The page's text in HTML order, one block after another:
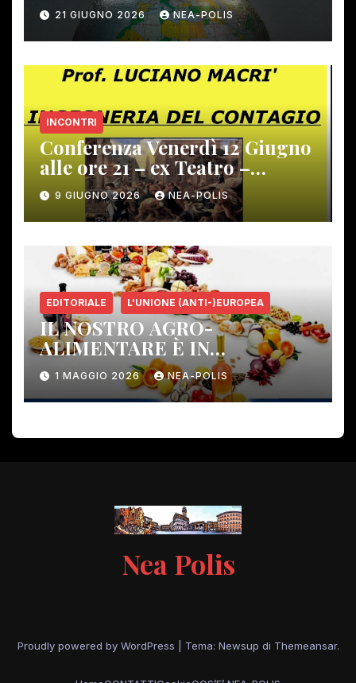
21 GIUGNO 2026 NEA-POLIS
INCONTRI
Conferenza Venerdì 12 Giugno
alle ore 21 – ex Teatro –
Gambassi Terme –
9 GIUGNO 2026 NEA-POLIS
EDITORIALE L'UNIONE (ANTI-)EUROPEA
IL NOSTRO AGRO-
ALIMENTARE È IN
PERICOLO!
1 MAGGIO 2026 NEA-POLIS
Nea Polis
Proudly powered by WordPress Tema: Newsup di Themeansar.